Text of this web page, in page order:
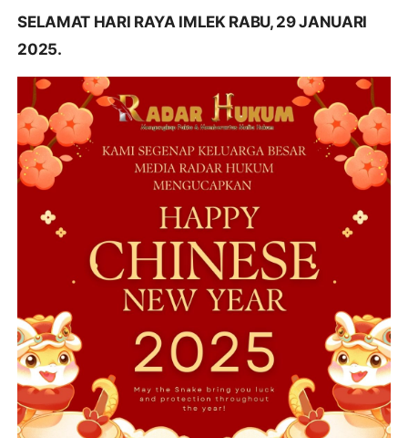
SELAMAT HARI RAYA IMLEK RABU, 29 JANUARI
2025.